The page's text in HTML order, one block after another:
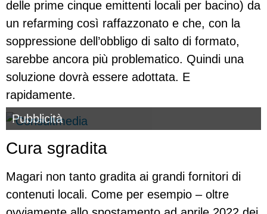
delle prime cinque emittenti locali per bacino) da
un refarming così raffazzonato e che, con la
soppressione dell’obbligo di salto di formato,
sarebbe ancora più problematico. Quindi una
soluzione dovrà essere adottata. E
rapidamente.
Pubblicità
Cura sgradita
Magari non tanto gradita ai grandi fornitori di
contenuti locali. Come per esempio – oltre